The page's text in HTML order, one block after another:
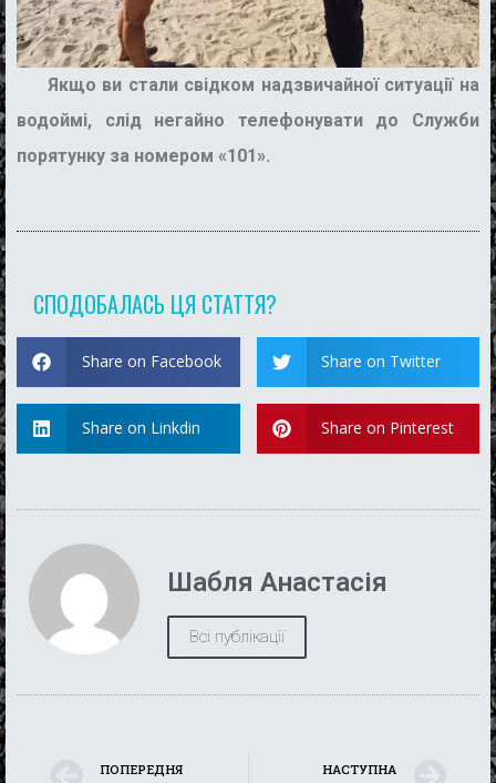
Якщо ви стали свідком надзвичайної ситуації на
водоймі, слід негайно телефонувати до Служби
порятунку за номером «101».
СПОДОБАЛАСЬ ЦЯ СТАТТЯ?
Share on Facebook Share on Twitter
Share on Linkdin Share on Pinterest
Шабля Анастасія
Всі публікації
ПОПЕРЕДНЯ НАСТУПНА